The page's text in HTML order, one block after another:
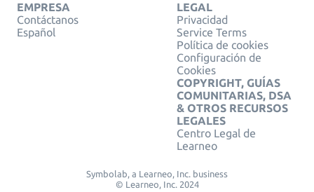
EMPRESA
Contáctanos
Español
LEGAL
Privacidad
Service Terms
Política de cookies
Configuración de
Cookies
COPYRIGHT, GUÍAS
COMUNITARIAS, DSA
& OTROS RECURSOS
LEGALES
Centro Legal de
Learneo
Symbolab, a Learneo, Inc. business
© Learneo, Inc. 2024